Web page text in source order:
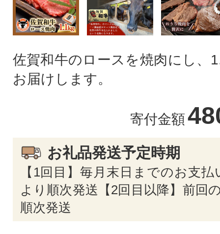
佐賀和牛のロースを焼肉にし、
お届けします。
寄付金額
お礼品発送予定時期
【1回目】毎月末日までのお支
より順次発送【2回目以降】前回
順次発送